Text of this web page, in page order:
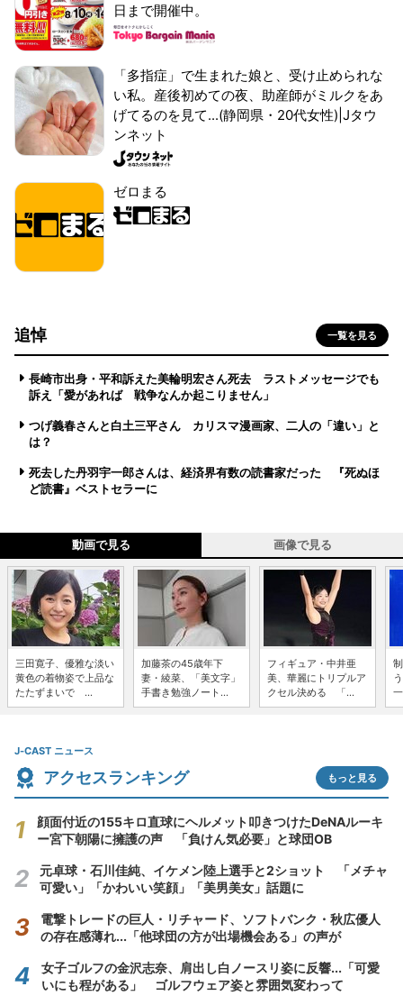
日まで開催中。
「多指症」で生まれた娘と、受け止められな
い私。産後初めての夜、助産師がミルクをあ
げてるのを見て...(静岡県・20代女性)|Jタウ
ンネット
ゼロまる
追悼 一覧を見る
長崎市出身・平和訴えた美輪明宏さん死去 ラストメッセージでも
訴え「愛があれば 戦争なんか起こりません」
つげ義春さんと白土三平さん カリスマ漫画家、二人の「違い」と
は？
死去した丹羽宇一郎さんは、経済界有数の読書家だった 『死ぬほ
ど読書』ベストセラーに
動画で見る 画像で見る
三田寛子、優雅な淡い
黄色の着物姿で上品な
たたずまいで ...
加藤茶の45歳年下
妻・綾菜、「美文字」
手書き勉強ノート...
フィギュア・中井亜
美、華麗にトリプルア
クセル決める 「...
J-CAST ニュース
アクセスランキング もっと見る
顔面付近の155キロ直球にヘルメット叩きつけたDeNAルーキ
ー宮下朝陽に擁護の声 「負けん気必要」と球団OB
元卓球・石川佳純、イケメン陸上選手と2ショット 「メチャ
可愛い」「かわいい笑顔」「美男美女」話題に
電撃トレードの巨人・リチャード、ソフトバンク・秋広優人
の存在感薄れ...「他球団の方が出場機会ある」の声が
女子ゴルフの金沢志奈、肩出し白ノースリ姿に反響...「可愛
いにも程がある」 ゴルフウェア姿と雰囲気変わって